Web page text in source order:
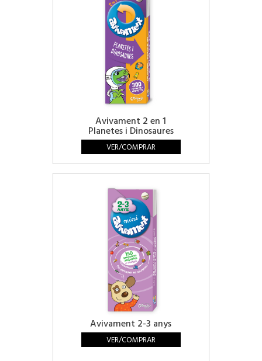
Avivament 2 en 1
Planetes i Dinosaures
VER/COMPRAR
Avivament 2-3 anys
VER/COMPRAR